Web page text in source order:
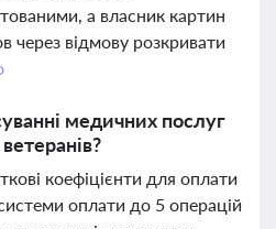
а власник картин
через відмову розкривати
медичних послуг
коефіцієнти для оплати
оплати до 5 операцій